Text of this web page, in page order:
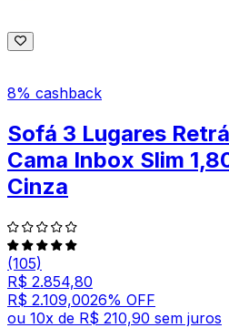
8% cashback
Sofá 3 Lugares
Cama Inbox Slim
Cinza
(105)
R$ 2.854,80
R$ 2.109,0026% OFF
ou 10x de R$ 210,90 sem juros